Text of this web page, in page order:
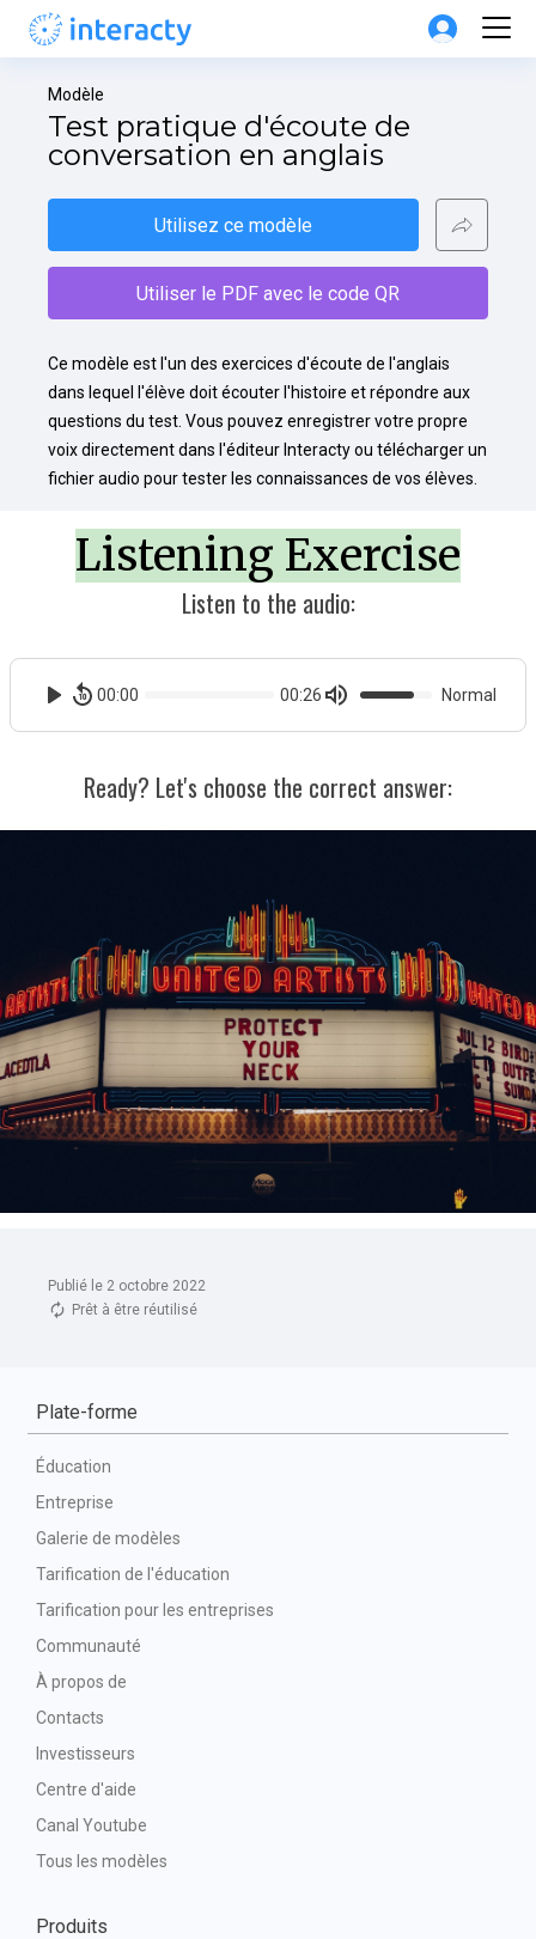
Publié le 2 octobre 2022
Prêt à être réutilisé
Modèle
Test pratique d'écoute de
conversation en anglais
Utilisez ce modèle
Utiliser le PDF avec le code QR
Ce modèle est l'un des exercices d'écoute de l'anglais
dans lequel l'élève doit écouter l'histoire et répondre aux
questions du test. Vous pouvez enregistrer votre propre
voix directement dans l'éditeur Interacty ou télécharger un
fichier audio pour tester les connaissances de vos élèves.
Plate-forme
Éducation
Entreprise
Galerie de modèles
Tarification de l'éducation
Tarification pour les entreprises
Communauté
À propos de
Contacts
Investisseurs
Centre d'aide
Canal Youtube
Tous les modèles
Produits